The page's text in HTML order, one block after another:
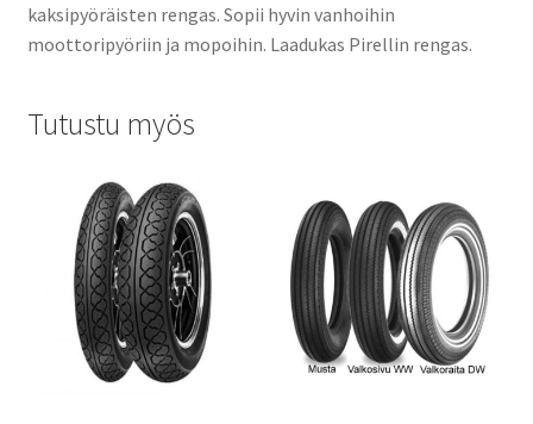
kaksipyöräisten rengas. Sopii hyvin vanhoihin
moottoripyöriin ja mopoihin. Laadukas Pirellin rengas.
Tutustu myös